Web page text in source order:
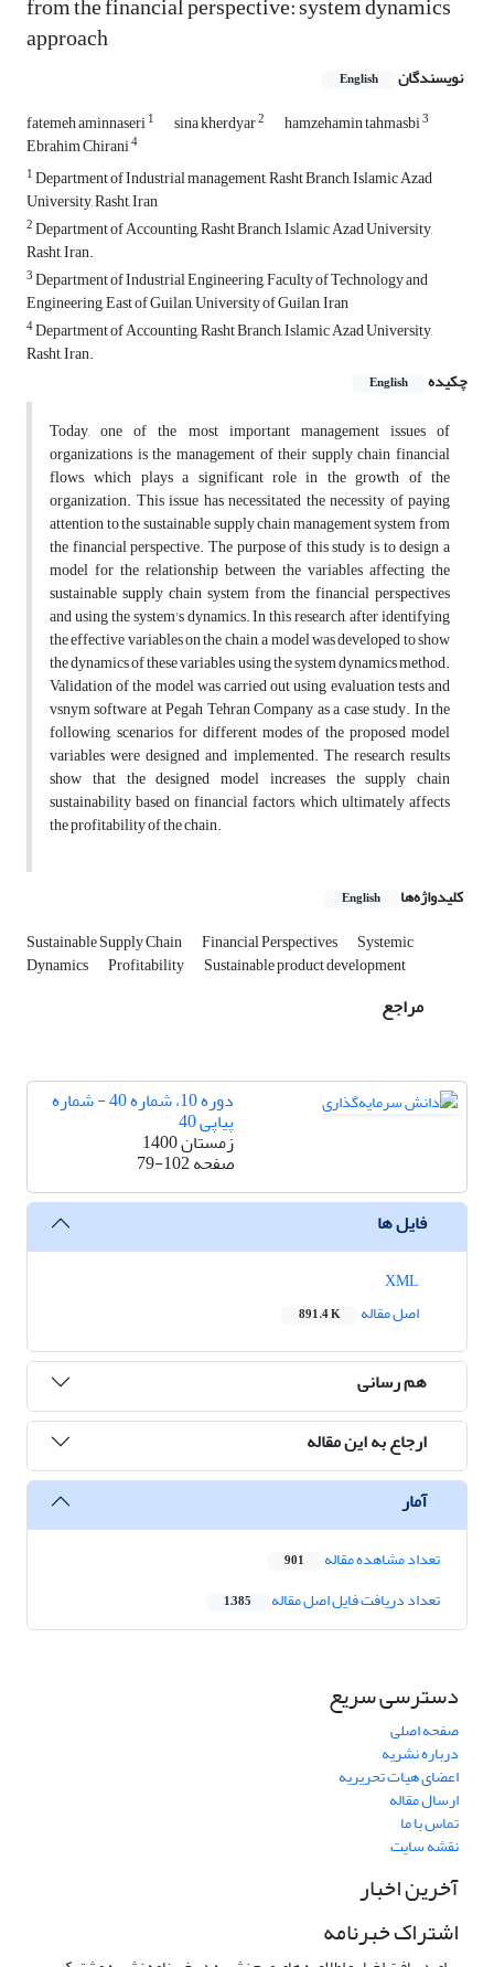
approach
نویسندگان English
fatemeh aminnaseri1 sina kherdyar2 hamzehamin tahmasbi3
Ebrahim Chirani4
1Department of Industrial management, Rasht Branch, Islamic Azad
University, Rasht, Iran
2Department of Accounting, Rasht Branch, Islamic Azad University,
Rasht, Iran.
3Department of Industrial Engineering, Faculty of Technology and
Engineering, East of Guilan, University of Guilan, Iran
4Department of Accounting, Rasht Branch, Islamic Azad University,
Rasht, Iran.
چکیده
English
Today, one of the most important management issues of
organizations is the management of their supply chain financial
flows, which plays a significant role in the growth of the
organization. This issue has necessitated the necessity of paying
attention to the sustainable supply chain management system from
the financial perspective. The purpose of this study is to design a
model for the relationship between the variables affecting the
sustainable supply chain system from the financial perspectives
and using the system's dynamics. In this research, after identifying
the effective variables on the chain, a model was developed to show
the dynamics of these variables using the system dynamics method.
Validation of the model was carried out using evaluation tests and
vsnym software at Pegah Tehran Company as a case study. In the
following, scenarios for different modes of the proposed model
variables were designed and implemented. The research results
show that the designed model increases the supply chain
sustainability based on financial factors, which ultimately affects
the profitability of the chain.
کلیدواژه‌ها English
Sustainable Supply Chain Financial Perspectives Systemic
Dynamics Profitability Sustainable product development
مراجع
دوره 10، شماره 40 - شماره
پیاپی 40
زمستان 1400
صفحه79-102
فایل ها
اصل مقاله
891.4 K
هم رسانی
ارجاع به این مقاله
آمار
تعداد مشاهده مقاله 901
تعداد دریافت فایل اصل مقاله 1,385
دسترسی سریع
صفحه اصلی
درباره نشریه
اعضای هیات تحریریه
ارسال مقاله
تماس با ما
نقشه سایت
آخرین اخبار
اشتراک خبرنامه